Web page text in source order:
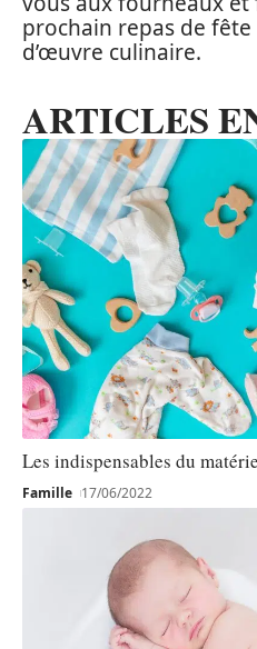
prochain repas de
d’œuvre culinaire.
ARTICLES
Les indispensables du
Famille 17/06/2022